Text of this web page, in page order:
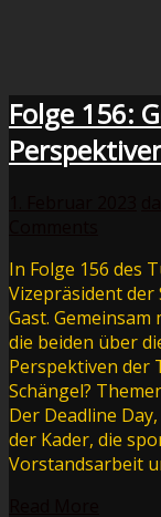
Folge 156:
In Folge 156 des
Vizepräsident der
Gast.
die beiden über
Perspektiven der
Schängel?
Der Deadline
der Kader, die
Vorstandsarbeit